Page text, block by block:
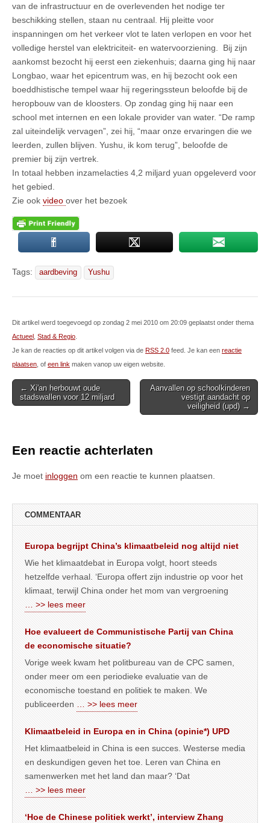
van de infrastructuur en de overlevenden het nodige ter
beschikking stellen, staan nu centraal. Hij pleitte voor
inspanningen om het verkeer vlot te laten verlopen en voor het
volledige herstel van elektriciteit- en watervoorziening. Bij zijn
aankomst bezocht hij eerst een ziekenhuis; daarna ging hij naar
Longbao, waar het epicentrum was, en hij bezocht ook een
boeddhistische tempel waar hij regeringssteun beloofde bij de
heropbouw van de kloosters. Op zondag ging hij naar een
school met internen en een lokale provider van water. “De ramp
zal uiteindelijk vervagen”, zei hij, “maar onze ervaringen die we
leerden, zullen blijven. Yushu, ik kom terug”, beloofde de
premier bij zijn vertrek.
In totaal hebben inzamelacties 4,2 miljard yuan opgeleverd voor
het gebied.
Zie ook video over het bezoek
Tags: aardbeving Yushu
Dit artikel werd toegevoegd op zondag 2 mei 2010 om 20:09 geplaatst onder thema
Actueel Stad & Regio
Je kan de reacties op dit artikel volgen via de RSS 2.0 feed. Je kan een reactie
plaatsen , of een link maken vanop uw eigen website.
Post
navigation
← Xi'an herbouwt oude
stadswallen voor 12 miljard
Aanvallen op schoolkinderen
vestigt aandacht op
veiligheid (upd) →
Een reactie achterlaten
Je moet inloggen om een reactie te kunnen plaatsen.
COMMENTAAR
Europa begrijpt China’s klimaatbeleid nog altijd niet
Wie het klimaatdebat in Europa volgt, hoort steeds
hetzelfde verhaal. ‘Europa offert zijn industrie op voor het
klimaat, terwijl China onder het mom van vergroening
… >> lees meer
Hoe evalueert de Communistische Partij van China
de economische situatie?
Vorige week kwam het politbureau van de CPC samen,
onder meer om een periodieke evaluatie van de
economische toestand en politiek te maken. We
publiceerden
… >> lees meer
Klimaatbeleid in Europa en in China (opinie*) UPD
Het klimaatbeleid in China is een succes. Westerse media
en deskundigen geven het toe. Leren van China en
samenwerken met het land dan maar? ‘Dat
… >> lees meer
‘Hoe de Chinese politiek werkt’, interview Zhang